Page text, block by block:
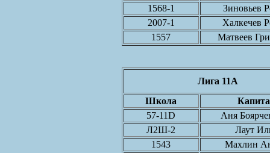
1568-1
Зиновьев
2007-1
Халкечев
1557
Матвеев
Лига 11A
Школа
57-11D
Аня
Л2Ш-2
Лаут
1543
Махлин